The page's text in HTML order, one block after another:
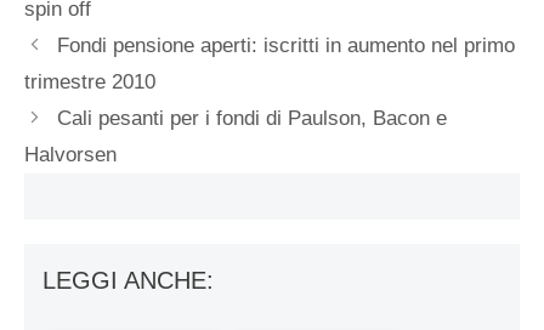
spin off
Fondi pensione aperti: iscritti in aumento nel primo
trimestre 2010
Cali pesanti per i fondi di Paulson, Bacon e
Halvorsen
LEGGI ANCHE: